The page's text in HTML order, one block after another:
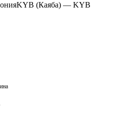
KYB (Каяба) — KYB